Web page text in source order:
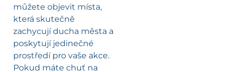
můžete objevit místa,
která skutečně
zachycují ducha města a
poskytují jedinečné
prostředí pro vaše akce.
Pokud máte chuť na